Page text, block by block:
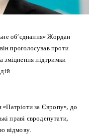
об’єднання» Жордан
проголосував проти
зміцнення підтримки
за Європу», до
праві євродепутати,
відмову.